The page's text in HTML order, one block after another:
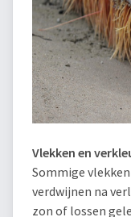
Vlekken en
Sommige
verdwijnen na
zon of lossen